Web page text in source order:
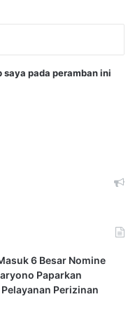
pada peramban ini
6 Besar Nomine
Paparkan
Perizinan